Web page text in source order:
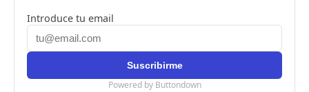
Introduce tu email
Powered by Buttondown